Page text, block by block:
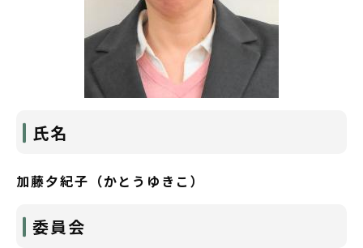
氏名
加藤夕紀子（かとうゆきこ）
委員会